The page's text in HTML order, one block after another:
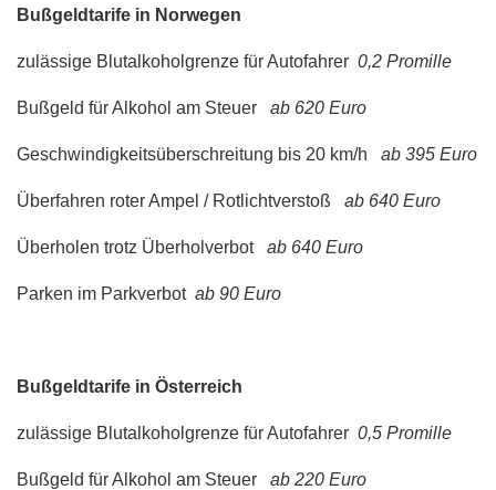
Bußgeldtarife in Norwegen
zulässige Blutalkoholgrenze für Autofahrer 0,2 Promille
Bußgeld für Alkohol am Steuer ab 620 Euro
Geschwindigkeitsüberschreitung bis 20 km/h ab 395 Euro
Überfahren roter Ampel / Rotlichtverstoß ab 640 Euro
Überholen trotz Überholverbot ab 640 Euro
Parken im Parkverbot ab 90 Euro
Bußgeldtarife in Österreich
zulässige Blutalkoholgrenze für Autofahrer 0,5 Promille
Bußgeld für Alkohol am Steuer ab 220 Euro